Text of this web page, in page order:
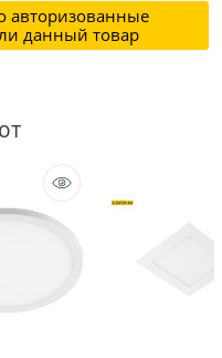
авторизованные
данный товар